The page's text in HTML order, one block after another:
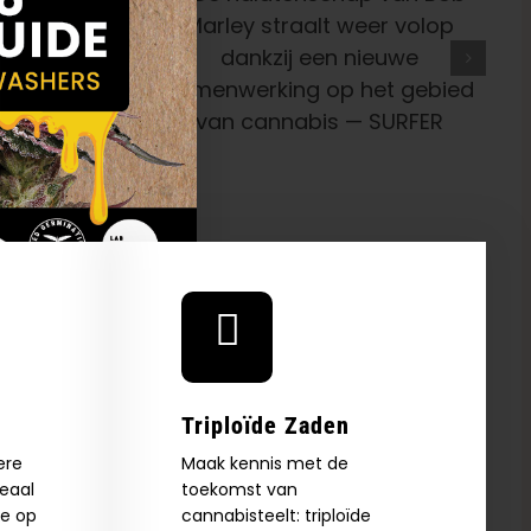
Straalt
Een
Van
op
Triploïde Zaden
Maak kennis met de
toekomst van
cannabisteelt: triploïde